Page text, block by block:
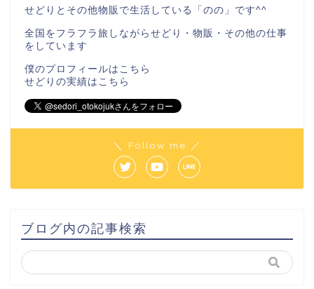
せどりとその他物販で生活している「のの」です^^
全国をフラフラ旅しながらせどり・物販・その他の仕事
をしています
僕のプロフィールは こちら
せどりの実績は こちら
＼ Follow me ／
ブログ内の記事検索